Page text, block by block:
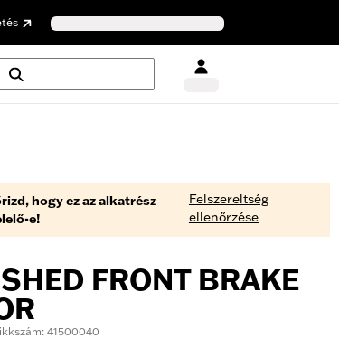
hogy ez az alkatrész
e!
Felszereltség
ellenőrzése
FRONT BRAKE
41500040